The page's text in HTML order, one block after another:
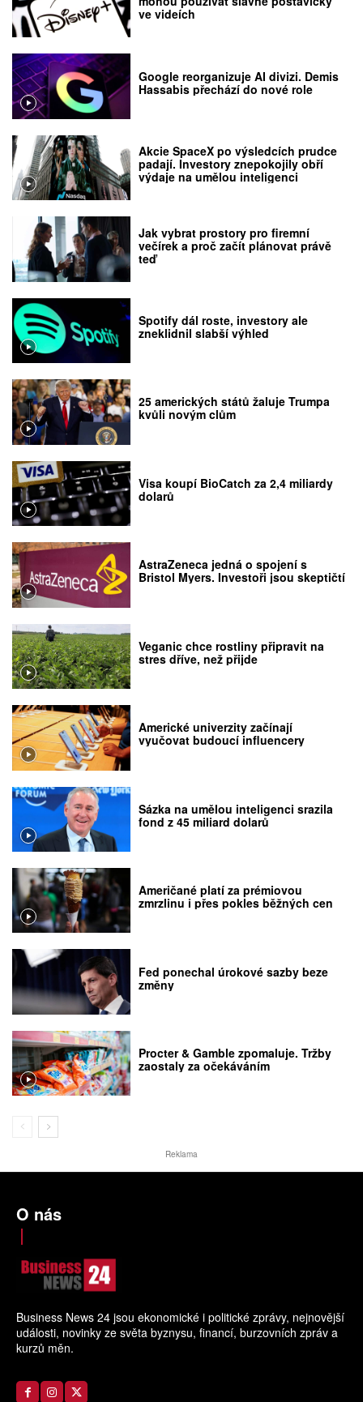
ve videích
Google reorganizuje AI divizi. Demis
Hassabis přechází do nové role
Akcie SpaceX po výsledcích prudce
padají. Investory znepokojily obří
výdaje na umělou inteligenci
Jak vybrat prostory pro firemní
večírek a proč začít plánovat právě
teď
Spotify dál roste, investory ale
zneklidnil slabší výhled
25 amerických států žaluje Trumpa
kvůli novým clům
Visa koupí BioCatch za 2,4 miliardy
dolarů
AstraZeneca jedná o spojení s
Bristol Myers. Investoři jsou skeptičtí
Veganic chce rostliny připravit na
stres dříve, než přijde
Americké univerzity začínají
vyučovat budoucí influencery
Sázka na umělou inteligenci srazila
fond z 45 miliard dolarů
Američané platí za prémiovou
zmrzlinu i přes pokles běžných cen
Fed ponechal úrokové sazby beze
změny
Procter & Gamble zpomaluje. Tržby
zaostaly za očekáváním
Reklama
O nás
Business News 24 jsou ekonomické i politické zprávy, nejnovější
události, novinky ze světa byznysu, financí, burzovních zpráv a
kurzů měn.